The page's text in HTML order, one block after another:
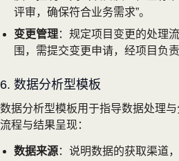
评审，确保符合业务需求”。
变更管理：规定项目变更的处理
围，需提交变更申请，经项目负
6. 数据分析型模板
数据分析型模板用于指导数据处理
流程与结果呈现：
数据来源：说明数据的获取渠道